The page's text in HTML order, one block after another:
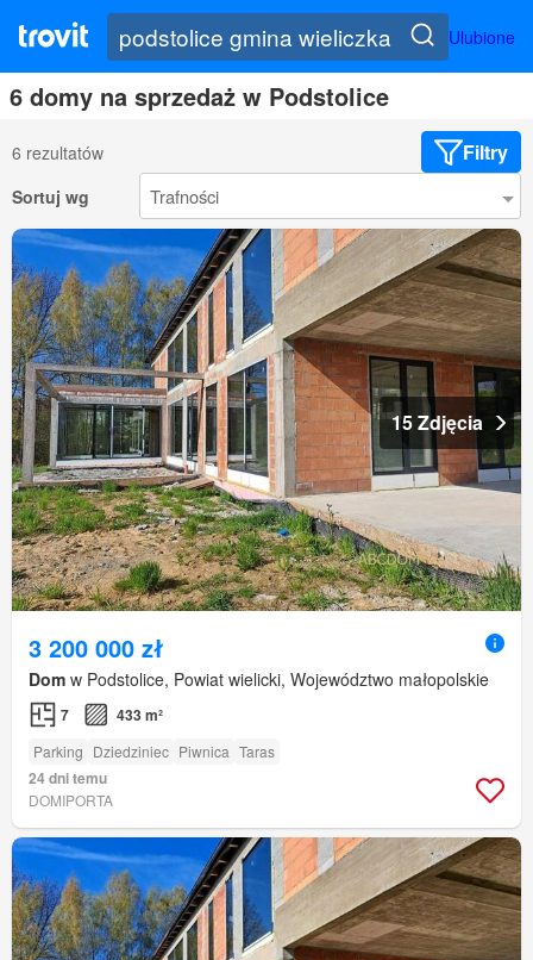
Ulubione
6 domy na sprzedaż w Podstolice
6 rezultatów Filtry
Sortuj wg
15 Zdjęcia
3 200 000 zł
Dom w Podstolice, Powiat wielicki, Województwo małopolskie
7 433 m²
Parking Dziedziniec Piwnica Taras
24 dni temu
DOMIPORTA